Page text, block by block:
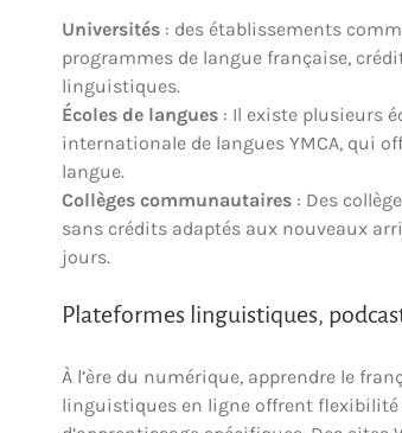
Universités : des établissements
programmes de langue française,
linguistiques.
Écoles de langues : Il existe plusieurs
internationale de langues YMCA, qui
langue.
Collèges communautaires : Des
sans crédits adaptés aux nouveaux
jours.
Plateformes linguistiques,
À l’ère du numérique, apprendre le
linguistiques en ligne offrent flexibilité